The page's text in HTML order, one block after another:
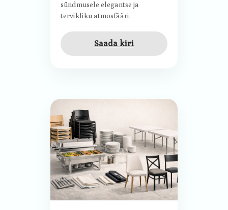
sündmusele elegantse ja
tervikliku atmosfääri.
Saada kiri